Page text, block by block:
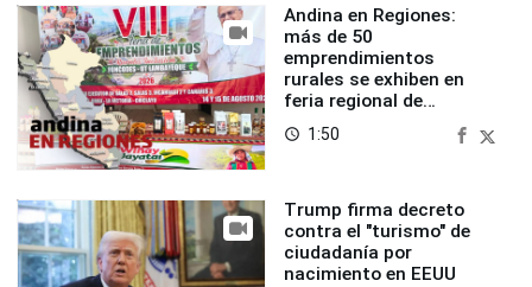
Andina en Regiones:
más de 50
emprendimientos
rurales se exhiben en
feria regional de
Foncodes
access_time 1:50
Trump firma decreto
contra el "turismo" de
ciudadanía por
nacimiento en EEUU